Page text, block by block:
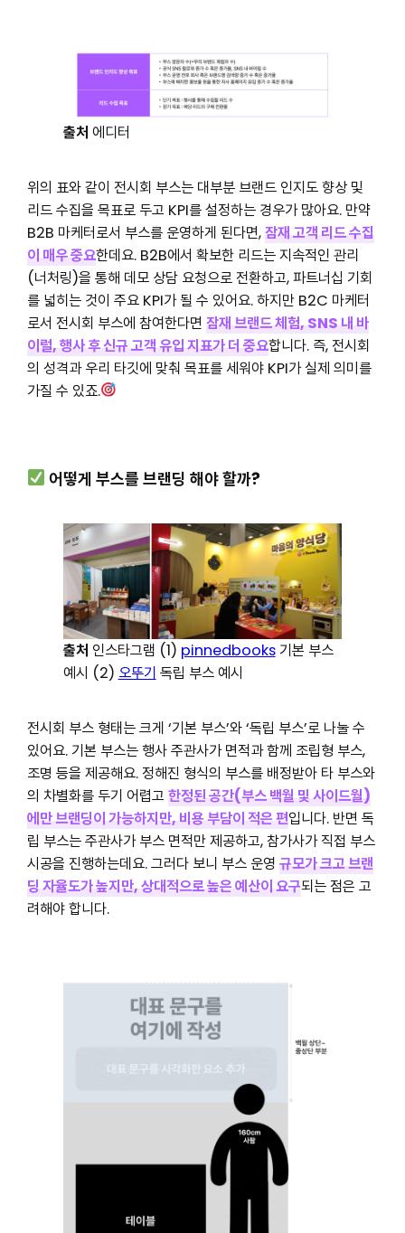
출처 에디터
위의 표와 같이 전시회 부스는 대부분 브랜드 인지도 향상 및
리드 수집을 목표로 두고 KPI를 설정하는 경우가 많아요. 만약
B2B 마케터로서 부스를 운영하게 된다면,잠재 고객 리드 수집
이 매우 중요한데요. B2B에서 확보한 리드는 지속적인 관리
(너처링)을 통해 데모 상담 요청으로 전환하고, 파트너십 기회
를 넓히는 것이 주요 KPI가 될 수 있어요. 하지만 B2C 마케터
로서 전시회 부스에 참여한다면 잠재브랜드 체험, SNS 내 바
이럴, 행사 후 신규 고객 유입 지표가 더 중요합니다. 즉, 전시회
의 성격과 우리 타깃에 맞춰 목표를 세워야 KPI가 실제 의미를
가질 수 있죠.
어떻게 부스를 브랜딩 해야 할까?
출처 인스타그램 (1) pinnedbooks기본 부스
예시 (2) 오뚜기 독립 부스 예시
전시회 부스 형태는 크게 ‘기본 부스’와 ‘독립 부스’로 나눌 수
있어요. 기본 부스는 행사 주관사가 면적과 함께 조립형 부스,
조명 등을 제공해요. 정해진 형식의 부스를 배정받아 타 부스와
의 차별화를 두기 어렵고 한정된 공간(부스 백월 및 사이드월)
에만 브랜딩이 가능하지만, 비용 부담이 적은 편입니다. 반면 독
립 부스는 주관사가 부스 면적만 제공하고, 참가사가 직접 부스
시공을 진행하는데요. 그러다 보니 부스 운영 규모가 크고 브랜
딩 자율도가 높지만, 상대적으로 높은 예산이 요구되는 점은 고
려해야 합니다.